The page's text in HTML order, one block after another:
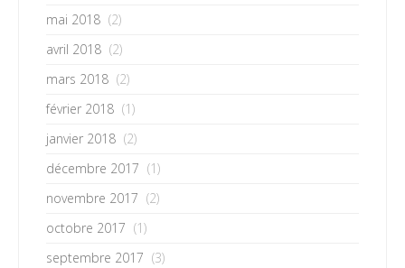
mai 2018 (2)
avril 2018 (2)
mars 2018 (2)
février 2018 (1)
janvier 2018 (2)
décembre 2017 (1)
novembre 2017 (2)
octobre 2017 (1)
septembre 2017 (3)